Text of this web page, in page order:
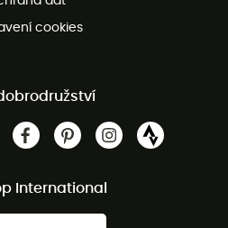
cookies
International